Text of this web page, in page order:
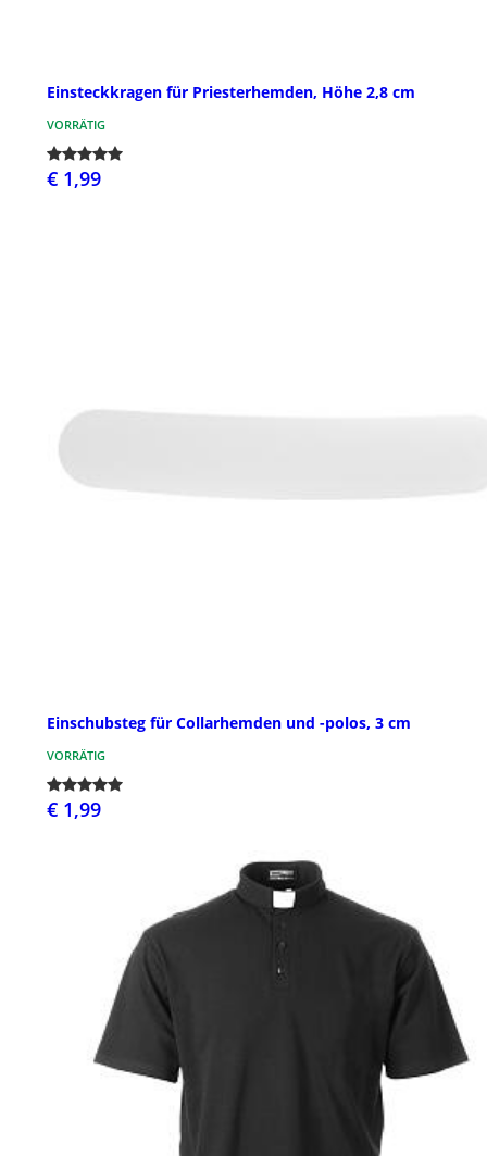
Einsteckkragen für Priesterhemden, Höhe 2,8 cm
VORRÄTIG
€ 1,99
Einschubsteg für Collarhemden und -polos, 3 cm
VORRÄTIG
€ 1,99